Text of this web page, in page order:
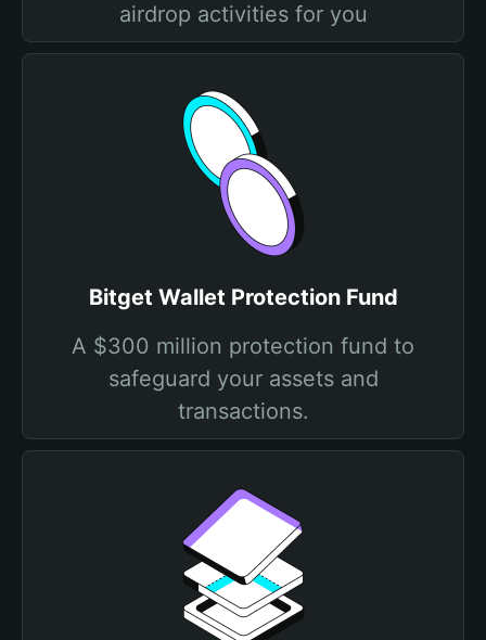
airdrop activities for you
Bitget Wallet Protection Fund
A $300 million protection fund to
safeguard your assets and
transactions.